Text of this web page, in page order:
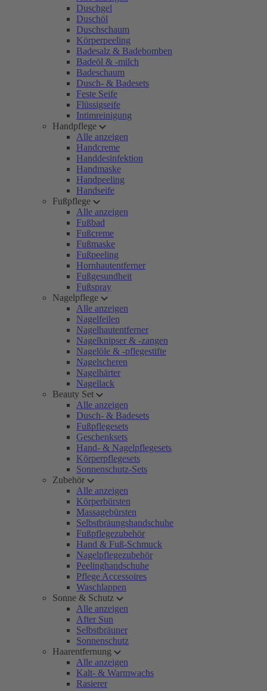
Duschgel
Duschöl
Duschschaum
Körperpeeling
Badesalz & Badebomben
Badeöl & -milch
Badeschaum
Dusch- & Badesets
Feste Seife
Flüssigseife
Intimreinigung
Handpflege
Alle anzeigen
Handcreme
Handdesinfektion
Handmaske
Handpeeling
Handseife
Fußpflege
Alle anzeigen
Fußbad
Fußcreme
Fußmaske
Fußpeeling
Hornhautentferner
Fußgesundheit
Fußspray
Nagelpflege
Alle anzeigen
Nagelfeilen
Nagelhautentferner
Nagelknipser & -zangen
Nagelöle & -pflegestifte
Nagelscheren
Nagelhärter
Nagellack
Beauty Set
Alle anzeigen
Dusch- & Badesets
Fußpflegesets
Geschenksets
Hand- & Nagelpflegesets
Körperpflegesets
Sonnenschutz-Sets
Zubehör
Alle anzeigen
Körperbürsten
Massagebürsten
Selbstbräungshandschuhe
Fußpflegezubehör
Hand & Fuß-Schmuck
Nagelpflegezubehör
Peelinghandschuhe
Pflege Accessoires
Waschlappen
Sonne & Schutz
Alle anzeigen
After Sun
Selbstbräuner
Sonnenschutz
Haarentfernung
Alle anzeigen
Kalt- & Warmwachs
Rasierer